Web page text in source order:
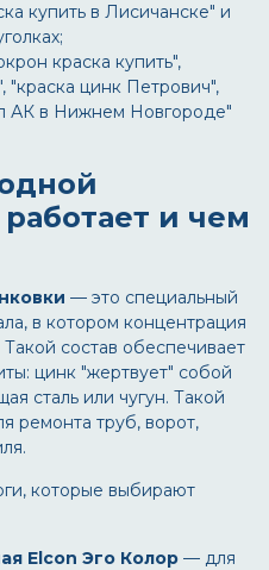
купить в Лисичанске" и
краска купить",
"краска цинк Петрович",
АК в Нижнем Новгороде"
и чем
— это специальный
в котором концентрация
состав обеспечивает
цинк "жертвует" собой
сталь или чугун. Такой
ремонта труб, ворот,
которые выбирают
Elcon Эго Колор — для